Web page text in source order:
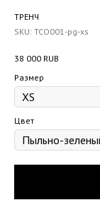
ТРЕНЧ
SKU: TCO001-pg-xs
38 000 RUB
Размер
Цвет